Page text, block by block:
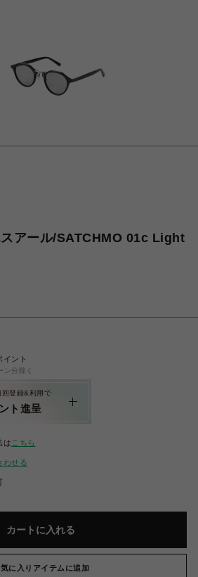
アール/SATCHMO 01c Light
イント
分除く
登録&利用で
ト進呈
は こちら
わせる
カートに入れる
に入りアイテムに追加